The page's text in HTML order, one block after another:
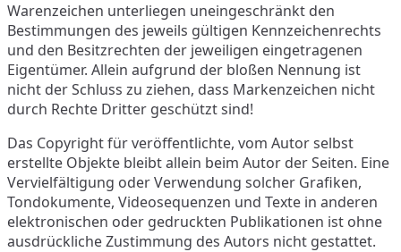
Warenzeichen unterliegen uneingeschränkt den
Bestimmungen des jeweils gültigen Kennzeichenrechts
und den Besitzrechten der jeweiligen eingetragenen
Eigentümer. Allein aufgrund der bloßen Nennung ist
nicht der Schluss zu ziehen, dass Markenzeichen nicht
durch Rechte Dritter geschützt sind!
Das Copyright für veröffentlichte, vom Autor selbst
erstellte Objekte bleibt allein beim Autor der Seiten. Eine
Vervielfältigung oder Verwendung solcher Grafiken,
Tondokumente, Videosequenzen und Texte in anderen
elektronischen oder gedruckten Publikationen ist ohne
ausdrückliche Zustimmung des Autors nicht gestattet.